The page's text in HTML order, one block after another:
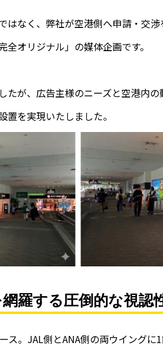
なく、弊社が空港側へ申請・交渉
オリジナル」の媒体企画です。
が、広告主様のニーズと空港内の
を実現いたしました。
羅する圧倒的な視認
。JAL側とANA側の両ウイングに1